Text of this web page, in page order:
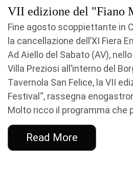
VII edizione del "Fiano
Fine agosto scoppiettante in
la cancellazione dell’XI Fiera
Ad Aiello del Sabato (AV),
Villa Preziosi all’interno del
Tavernola San Felice, la VII
Festival“, rassegna
Molto ricco il programma che
Read More